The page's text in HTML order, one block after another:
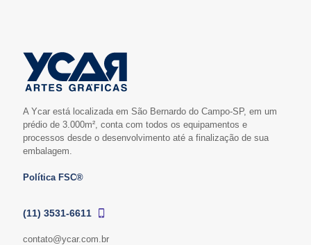
A Ycar está localizada em São Bernardo do Campo-SP, em um
prédio de 3.000m², conta com todos os equipamentos e
processos desde o desenvolvimento até a finalização de sua
embalagem.
Política FSC®
(11) 3531-6611
contato@ycar.com.br